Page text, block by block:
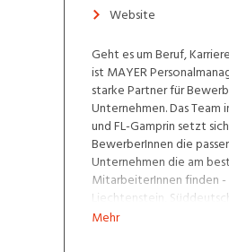
Website
Geht es um Beruf,
ist MAYER
starke Partner für
Unternehmen. Das Team
und FL-Gamprin setzt
BewerberInnen die
Unternehmen die am
MitarbeiterInnen finden
Liechtenstein,
Ostschweiz.
Mehr